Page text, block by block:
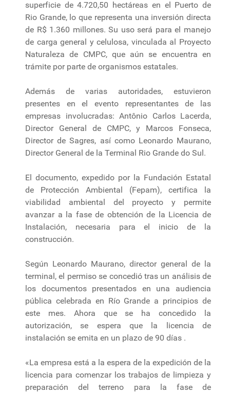
superficie de 4.720,50 hectáreas en el Puerto de
Rio Grande, lo que representa una inversión directa
de R$ 1.360 millones. Su uso será para el manejo
de carga general y celulosa, vinculada al Proyecto
Naturaleza de CMPC, que aún se encuentra en
trámite por parte de organismos estatales.
Además de varias autoridades, estuvieron
presentes en el evento representantes de las
empresas involucradas: Antônio Carlos Lacerda,
Director General de CMPC, y Marcos Fonseca,
Director de Sagres, así como Leonardo Maurano,
Director General de la Terminal Rio Grande do Sul.
El documento, expedido por la Fundación Estatal
de Protección Ambiental (Fepam), certifica la
viabilidad ambiental del proyecto y permite
avanzar a la fase de obtención de la Licencia de
Instalación, necesaria para el inicio de la
construcción.
Según Leonardo Maurano, director general de la
terminal, el permiso se concedió tras un análisis de
los documentos presentados en una audiencia
pública celebrada en Río Grande a principios de
este mes. Ahora que se ha concedido la
autorización, se espera que la licencia de
instalación se emita en un plazo de 90 días .
«La empresa está a la espera de la expedición de la
licencia para comenzar los trabajos de limpieza y
preparación del terreno para la fase de